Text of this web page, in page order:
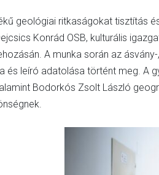
geológiai ritkaságokat tisztítás
Konrád OSB, kulturális
A munka során az
és leíró adatolása történt meg. A
Bodorkós Zsolt László